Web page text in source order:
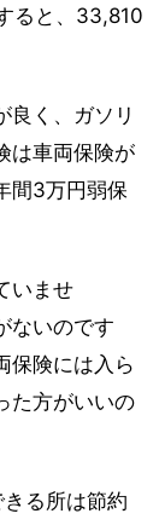
ると、33,810
良く、ガソリ
は車両保険が
間3万円弱保
いませ
ないのです
保険には入ら
た方がいいの
る所は節約